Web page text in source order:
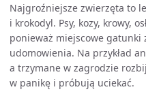
Najgroźniejsze zwierzęta to
i krokodyl. Psy, kozy, krowy,
ponieważ miejscowe
udomowienia. Na przykład
a trzymane w zagrodzie
w panikę i próbują uciekać.